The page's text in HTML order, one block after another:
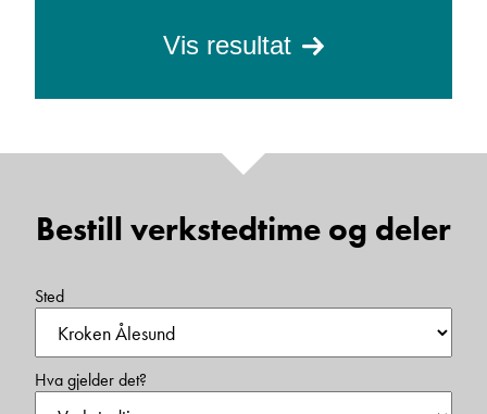
Vis resultat
Bestill verkstedtime og deler
Sted
Hva gjelder det?